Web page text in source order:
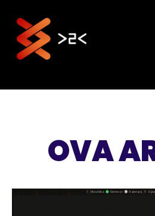
contenu
OVA